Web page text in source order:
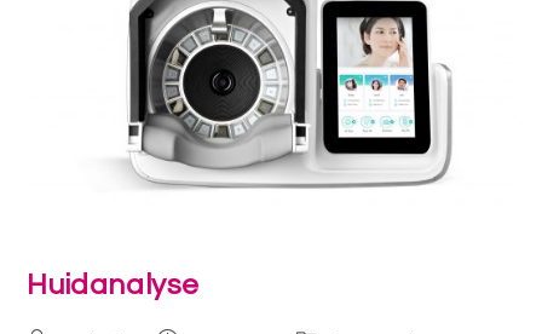
Huidanalyse